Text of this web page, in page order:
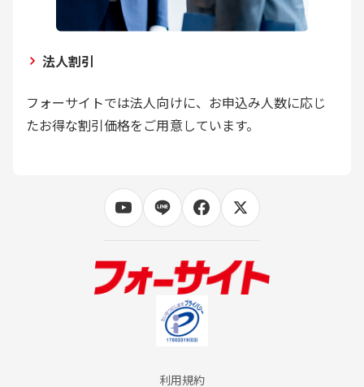
法人割引
フォーサイトでは法人向けに、お申込み人数に応じ
たお得な割引価格をご用意しています。
利用規約